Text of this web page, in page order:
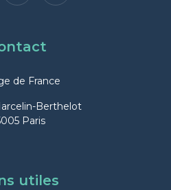
de France
Berthelot
Paris
utiles